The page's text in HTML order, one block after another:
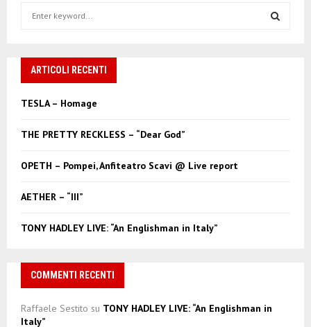
h
ARTICOLI RECENTI
TESLA – Homage
THE PRETTY RECKLESS – “Dear God”
OPETH – Pompei, Anfiteatro Scavi @ Live report
AETHER – “III”
TONY HADLEY LIVE: “An Englishman in Italy”
COMMENTI RECENTI
Raffaele Sestito su TONY HADLEY LIVE: “An Englishman in
Italy”